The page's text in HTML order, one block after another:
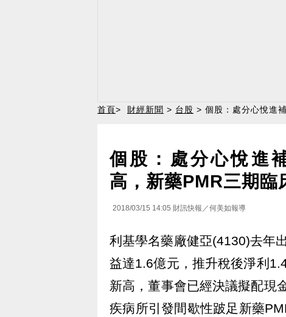
首頁> 財經新聞 > 台股 > 個股：處分心悅進
個股：處分心悅進
高，新藥PMR三期臨
2018/03/15 14:05 財訊快報／何美如報導
利基學名藥廠健亞(4130)去年
益達1.6億元，推升稅後淨利
新高，董事會已經決議擬配現
疾病所引發間歇性跛足新藥